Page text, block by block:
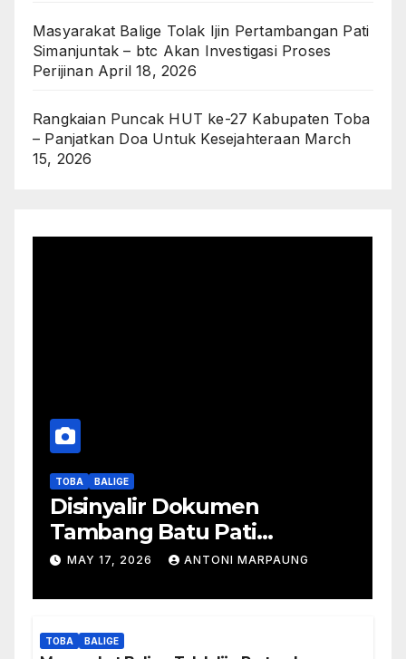
Masyarakat Balige Tolak Ijin Pertambangan Pati
Simanjuntak – btc Akan Investigasi Proses
Perijinan April 18, 2026
Rangkaian Puncak HUT ke-27 Kabupaten Toba
– Panjatkan Doa Untuk Kesejahteraan March
15, 2026
TOBA BALIGE
Disinyalir Dokumen
Tambang Batu Pati
Simanjuntak Palsu – Jerry
Berada Di DTA – Frengki
Pardede : Kami Tidak Miliki
MAY 17, 2026 ANTONI MARPAUNG
TOBA BALIGE